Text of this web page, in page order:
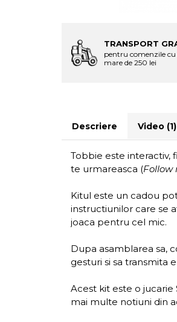
TRANSPORT
pentru comenzile
mare de 250 lei
Descriere Video (1)
Tobbie este interactiv,
te urmareasca (Follow
Kitul este un cadou
instructiunilor care se
joaca pentru cel mic.
Dupa asamblarea sa,
gesturi si sa transmita
Acest kit este o
mai multe notiuni din